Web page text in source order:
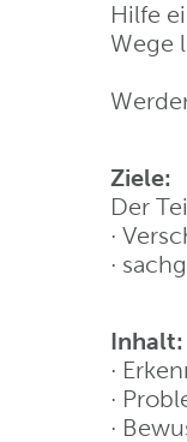
Hilfe
Wege
Ziele:
Der
·
·
Inhalt:
·
·
·